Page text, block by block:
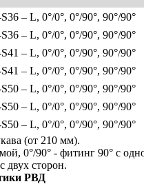
– L, 0°/0°, 0°/90°, 90°/90°
– L, 0°/0°, 0°/90°, 90°/90°
– L, 0°/0°, 0°/90°, 90°/90°
– L, 0°/0°, 0°/90°, 90°/90°
– L, 0°/0°, 0°/90°, 90°/90°
– L, 0°/0°, 0°/90°, 90°/90°
– L, 0°/0°, 0°/90°, 90°/90°
(от 210 мм).
0°/90° - фитинг 90° с
двух сторон.
РВД